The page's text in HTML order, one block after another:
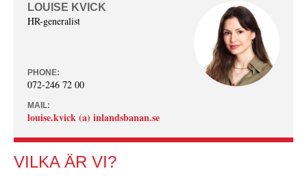
LOUISE KVICK
HR-generalist
PHONE:
072-246 72 00
MAIL:
louise.kvick (a) inlandsbanan.se
VILKA ÄR VI?